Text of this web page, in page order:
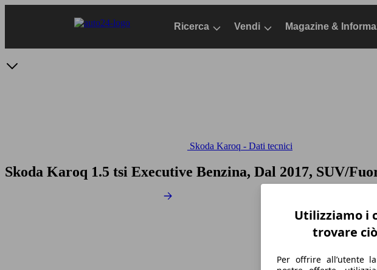
Ricerca Vendi Magazine &
Skoda Karoq - Dati tecnici
Skoda Karoq 1.5 tsi Executive Benzina, Dal 2017, SUV/
Utilizziamo i
trovare
Per offrire all’utente